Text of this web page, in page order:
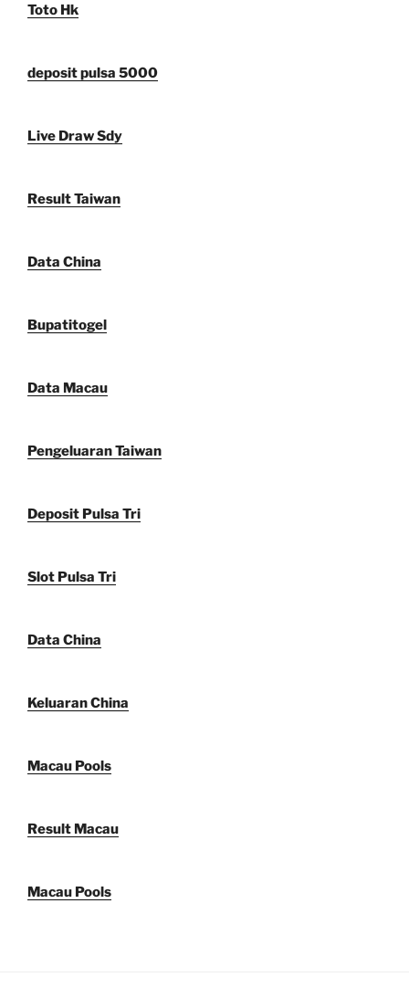
Toto Hk
deposit pulsa 5000
Live Draw Sdy
Result Taiwan
Data China
Bupatitogel
Data Macau
Pengeluaran Taiwan
Deposit Pulsa Tri
Slot Pulsa Tri
Data China
Keluaran China
Macau Pools
Result Macau
Macau Pools